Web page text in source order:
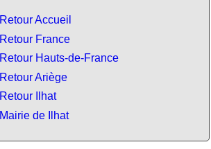
Retour Accueil
Retour France
Retour Hauts-de-France
Retour Ariège
Retour Ilhat
Mairie de Ilhat